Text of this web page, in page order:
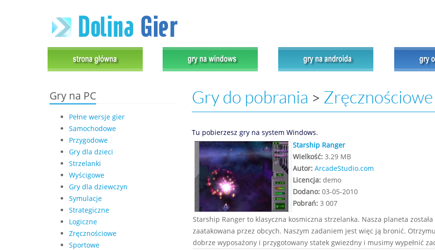
Gry na PC
Pełne wersje gier
Samochodowe
Przygodowe
Gry dla dzieci
Strzelanki
Wyścigowe
Gry dla dziewczyn
Symulacje
Strategiczne
Logiczne
Zręcznościowe
Sportowe
Gry do pobrania > Zręcznościowe
Tu pobierzesz gry na system Windows.
Starship Ranger
Wielkość:3.29 MB
Autor: ArcadeStudio.com
Licencja:demo
Dodano:03-05-2010
Pobrań:3 007
Starship Ranger to klasyczna kosmiczna strzelanka. Nasza planeta została
zaatakowana przez obcych. Naszym zadaniem jest więc ją bronić.
dobrze wyposażony i przygotowany statek gwiezdny i musimy wypełnić